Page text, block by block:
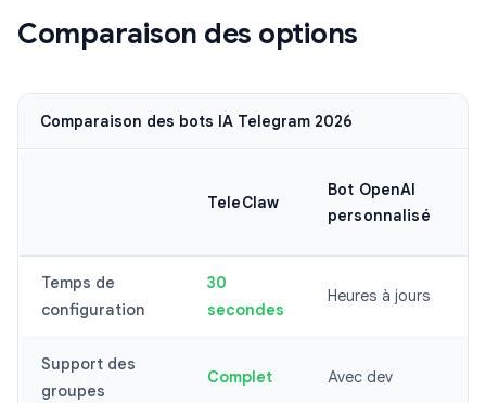
Comparaison des options
Comparaison des bots IA Telegram 2026
TeleClaw
Bot OpenAI
personnalisé
Temps de
configuration
30
secondes
Heures à jours
Support des
groupes
Complet Avec dev